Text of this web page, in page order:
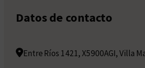
Datos de contacto
Entre Ríos 1421, X5900AGI, Villa